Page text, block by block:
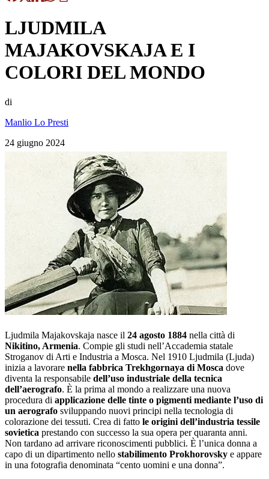
LJUDMILA
MAJAKOVSKAJA E I
COLORI DEL MONDO
di
Manlio Lo Presti
24 giugno 2024
Ljudmila Majakovskaja nasce il 24 agosto 1884 nella città di
Nikitino, Armenia. Compie gli studi nell’Accademia statale
Stroganov di Arti e Industria a Mosca. Nel 1910 Ljudmila (Ljuda)
inizia a lavorare nella fabbrica Trekhgornaya di Mosca dove
diventa la responsabile dell’uso industriale della tecnica
dell’aerografo. È la prima al mondo a realizzare una nuova
procedura di applicazione delle tinte o pigmenti mediante l’uso di
un aerografo sviluppando nuovi principi nella tecnologia di
colorazione dei tessuti. Crea di fatto le origini dell’industria tessile
sovietica prestando con successo la sua opera per quaranta anni.
Non tardano ad arrivare riconoscimenti pubblici. È l’unica donna a
capo di un dipartimento nello stabilimento Prokhorovsky e appare
in una fotografia denominata “cento uomini e una donna”.